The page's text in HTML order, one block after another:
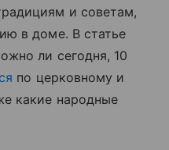
и советам,
в доме. В статье
ли сегодня, 10
по церковному и
какие народные